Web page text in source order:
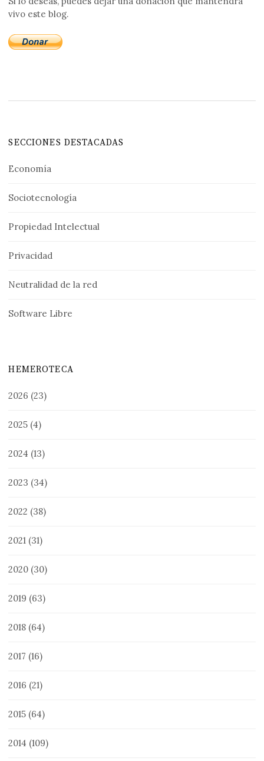
vivo este blog.
SECCIONES DESTACADAS
Economía
Sociotecnología
Propiedad Intelectual
Privacidad
Neutralidad de la red
Software Libre
HEMEROTECA
2026 (23)
2025 (4)
2024 (13)
2023 (34)
2022 (38)
2021 (31)
2020 (30)
2019 (63)
2018 (64)
2017 (16)
2016 (21)
2015 (64)
2014 (109)